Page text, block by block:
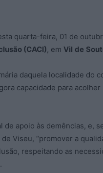
quarta-feira, 01 de
(CACI), em Vil de
daquela localidade do
capacidade para
apoio às demências, e,
Viseu, “promover a
respeitando as